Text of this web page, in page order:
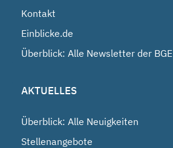
Kontakt
Einblicke.de
Überblick: Alle Newsletter der BGE
AKTUELLES
Überblick: Alle Neuigkeiten
Stellenangebote